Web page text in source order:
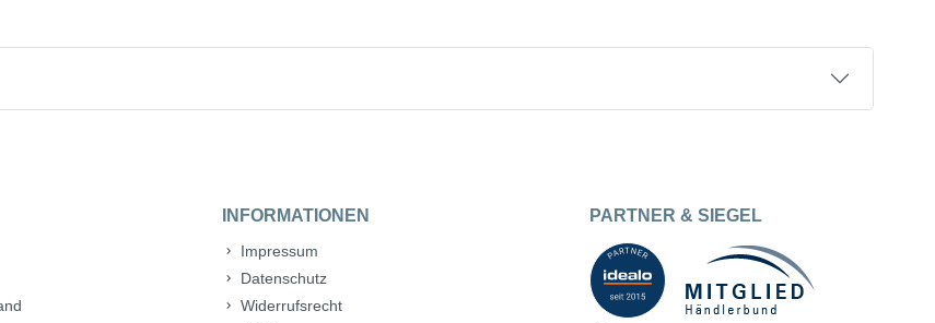
INFORMATIONEN
Impressum
Datenschutz
Widerrufsrecht
PARTNER & SIEGEL